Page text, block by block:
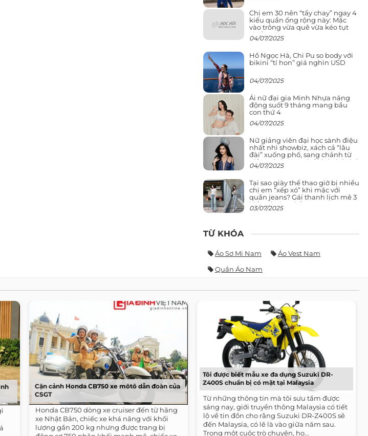
Chị em 30 nên “tẩy chay” ngay 4
kiểu quần ống rộng này: Mặc
vào trông vừa quê vừa kéo tụt
chiều cao
04/07/2025
Hồ Ngọc Hà, Chi Pu so body với
bikini “tí hon” giá nghìn USD
04/07/2025
Ái nữ đại gia Minh Nhựa năng
động suốt 9 tháng mang bầu
con thứ 4
04/07/2025
Nữ giảng viên đại học sành điệu
nhất nhì showbiz, xách cả “lâu
đài” xuống phố, sang chảnh từ
giảng đường ra phố khó ai đọ lại
04/07/2025
Tại sao giày thể thao giờ bị nhiều
chị em “xếp xó” khi mặc với
quần jeans? Gái thanh lịch mê 3
kiểu này hơn hẳn
03/07/2025
TỪ KHÓA
Áo Sơ Mi Nam
Áo Vest Nam
Quần Áo Nam
Cận cảnh Honda CB750 xe môtô dẫn đoàn của
CSGT
Honda CB750 dòng xe cruiser đến từ hãng
xe Nhật Bản, chiếc xe khá năng với khối
lượng gần 200 kg nhưng được trang bị
Tôi được biết mẫu xe đa dụng Suzuki DR-
Z400S chuẩn bị có mặt tại Malaysia
Từ những thông tin mà tôi sưu tầm được
sáng nay, giới truyền thông Malaysia có tiết
lộ về tin đồn cho rằng Suzuki DR-Z400S sẽ
đến Malaysia, có lẽ là vào giữa năm sau.
Trong một cuộc trò chuyện, họ...